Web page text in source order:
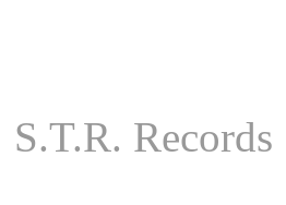
S.T.R. Records